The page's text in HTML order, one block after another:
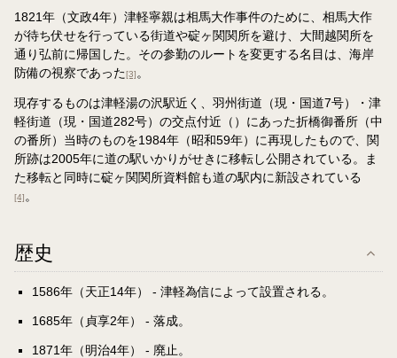
1821年（文政4年）津軽寧親は相馬大作事件のために、相馬大作
が待ち伏せを行っている街道や碇ヶ関関所を避け、大間越関所を
通り弘前に帰国した。その参勤のルートを変更する名目は、海岸
防備の視察であった[3] 。
現存するものは津軽湯の沢駅近く、羽州街道（現・国道7号）・津
軽街道（現・国道282号）の交点付近（）にあった折橋御番所（中
の番所）当時のものを1984年（昭和59年）に再現したもので、関
所跡は2005年に道の駅いかりがせきに移転し公開されている。ま
た移転と同時に碇ヶ関関所資料館も道の駅内に新設されている
[4] 。
歴史
1586年（天正14年） - 津軽為信によって設置される。
1685年（貞享2年） - 落成。
1871年（明治4年） - 廃止。